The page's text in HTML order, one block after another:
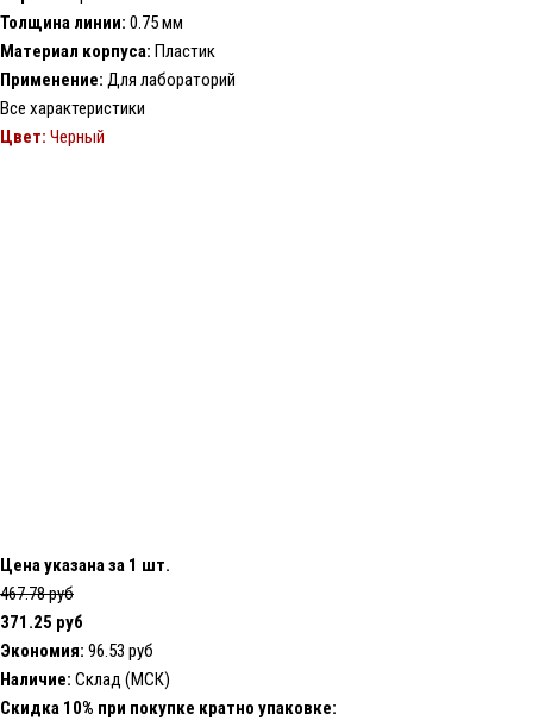
Толщина линии: 0.75 мм
Материал корпуса: Пластик
Применение: Для лабораторий
Все характеристики
Цвет: Черный
Цена указана за 1 шт.
467.78 руб
371.25 руб
Экономия: 96.53 руб
Наличие: Склад (МСК)
Скидка 10% при покупке кратно упаковке: